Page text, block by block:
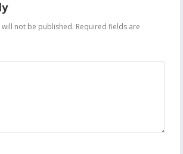
not be published. Required fields are